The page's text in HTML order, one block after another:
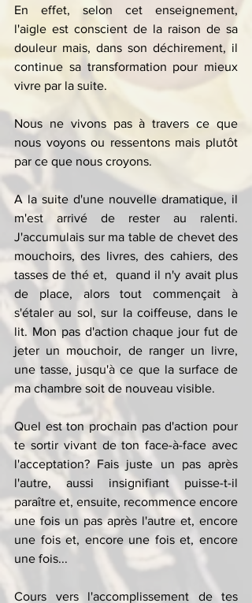
En effet, selon cet enseignement,
l'aigle est conscient de la raison de sa
douleur mais, dans son déchirement, il
continue sa transformation pour mieux
vivre par la suite.
Nous ne vivons pas à travers ce que
nous voyons ou ressentons mais plutôt
par ce que nous croyons.
A la suite d'une nouvelle dramatique, il
m'est arrivé de rester au ralenti.
J'accumulais sur ma table de chevet des
mouchoirs, des livres, des cahiers, des
tasses de thé et,  quand il n'y avait plus
de place, alors tout commençait à
s'étaler au sol, sur la coiffeuse, dans le
lit. Mon pas d'action chaque jour fut de
jeter un mouchoir, de ranger un livre,
une tasse, jusqu'à ce que la surface de
ma chambre soit de nouveau visible.
Quel est ton prochain pas d'action pour
te sortir vivant de ton face-à-face avec
l'acceptation? Fais juste un pas après
l'autre, aussi insignifiant puisse-t-il
paraître et, ensuite, recommence encore
une fois un pas après l'autre et, encore
une fois et, encore une fois et, encore
une fois...
Cours vers l'accomplissement de tes